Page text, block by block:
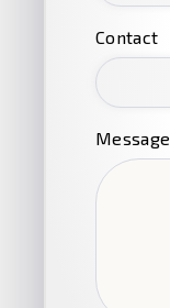
Contact
Message